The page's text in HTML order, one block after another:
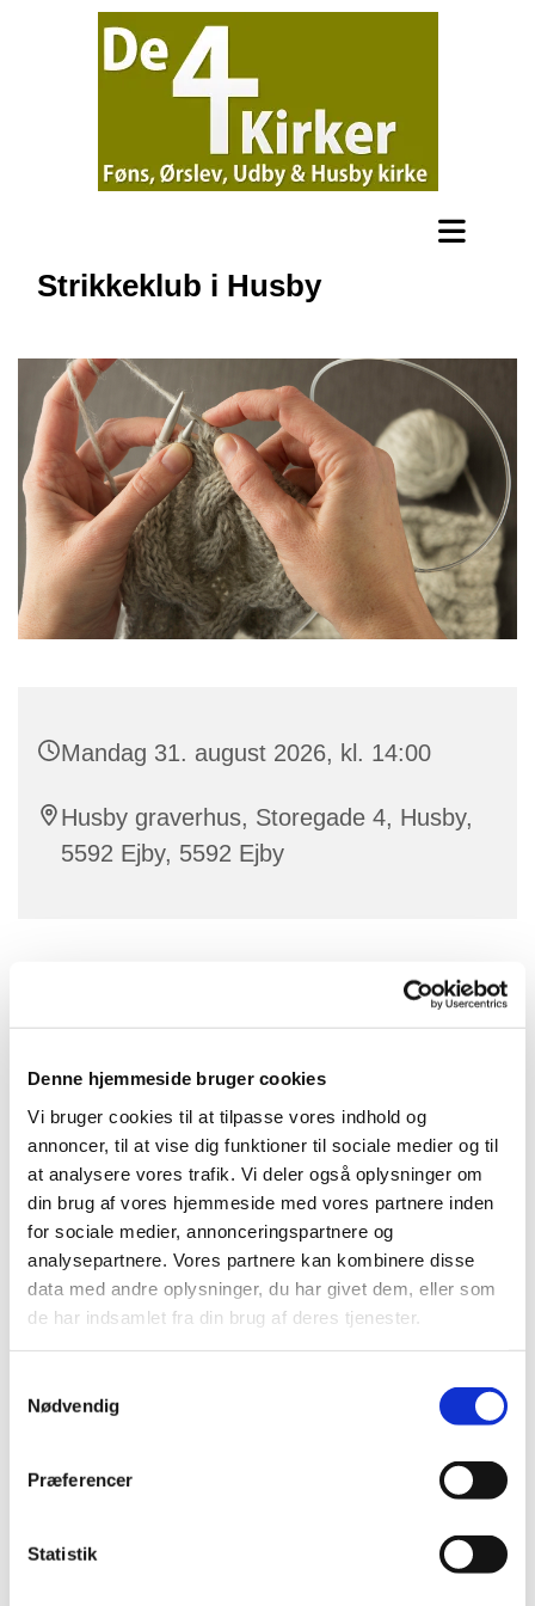
Denne hjemmeside bruger cookies
Vi bruger cookies til at tilpasse vores indhold og
annoncer, til at vise dig funktioner til sociale medier og til
at analysere vores trafik. Vi deler også oplysninger om
din brug af vores hjemmeside med vores partnere inden
for sociale medier, annonceringspartnere og
analysepartnere. Vores partnere kan kombinere disse
data med andre oplysninger, du har givet dem, eller som
de har indsamlet fra din brug af deres tjenester.
Nødvendig
Præferencer
Statistik
Strikkeklub i Husby
Mandag 31. august 2026, kl. 14:00
Husby graverhus, Storegade 4, Husby,
5592 Ejby, 5592 Ejby
Du vil måske også kunne lide...